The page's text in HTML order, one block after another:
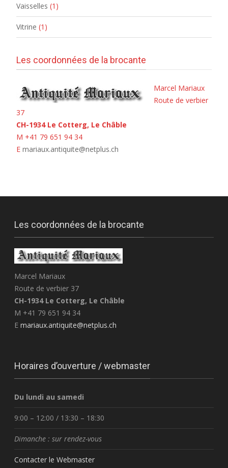
Vaisselles (1)
Vitrine (1)
Les coordonnées de la brocante
Marcel Mariaux
Route de verbier
37
CH-1934 Le Cotterg, Le Châble
M +41 79 651 94 34
E mariaux.antiquite@netplus.ch
Les coordonnées de la brocante
Marcel Mariaux
Route de verbier 37
CH-1934 Le Cotterg, Le Châble
M +41 79 651 94 34
E mariaux.antiquite@netplus.ch
Horaires d’ouverture / webmaster
Du lundi au samedi
9:00 – 12:00 / 13:30 – 18:30
Dimanche : sur rendez-vous
Contacter le Webmaster